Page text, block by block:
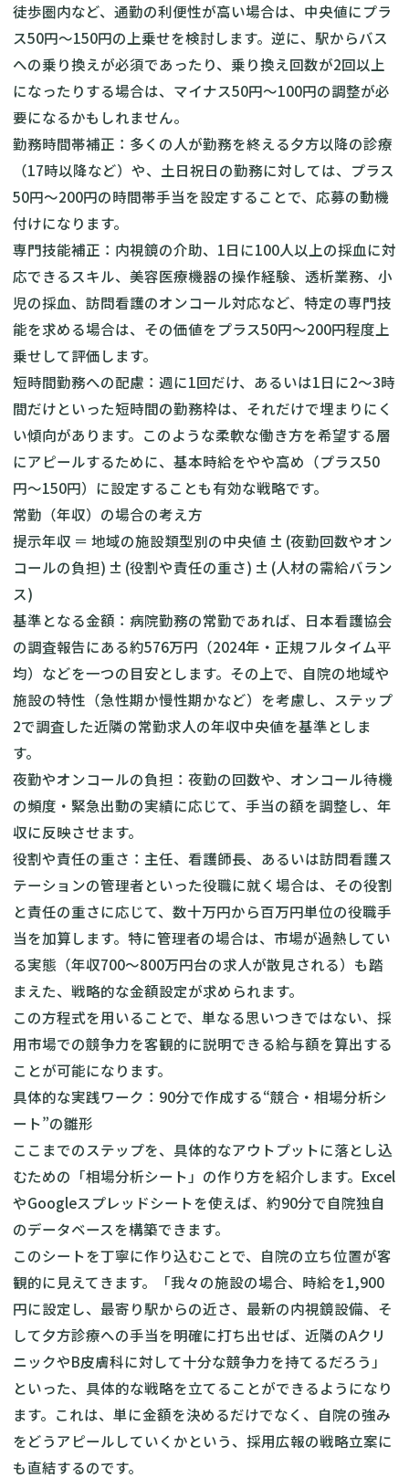
徒歩圏内など、通勤の利便性が高い場合は、中央値にプラ
ス50円〜150円の上乗せを検討します。逆に、駅からバス
への乗り換えが必須であったり、乗り換え回数が2回以上
になったりする場合は、マイナス50円〜100円の調整が必
要になるかもしれません。
勤務時間帯補正：多くの人が勤務を終える夕方以降の診療
（17時以降など）や、土日祝日の勤務に対しては、プラス
50円〜200円の時間帯手当を設定することで、応募の動機
付けになります。
専門技能補正：内視鏡の介助、1日に100人以上の採血に対
応できるスキル、美容医療機器の操作経験、透析業務、小
児の採血、訪問看護のオンコール対応など、特定の専門技
能を求める場合は、その価値をプラス50円〜200円程度上
乗せして評価します。
短時間勤務への配慮：週に1回だけ、あるいは1日に2〜3時
間だけといった短時間の勤務枠は、それだけで埋まりにく
い傾向があります。このような柔軟な働き方を希望する層
にアピールするために、基本時給をやや高め（プラス50
円〜150円）に設定することも有効な戦略です。
常勤（年収）の場合の考え方
提示年収 ＝ 地域の施設類型別の中央値 ± (夜勤回数やオン
コールの負担) ± (役割や責任の重さ) ± (人材の需給バラン
ス)
基準となる金額：病院勤務の常勤であれば、日本看護協会
の調査報告にある約576万円（2024年・正規フルタイム平
均）などを一つの目安とします。その上で、自院の地域や
施設の特性（急性期か慢性期かなど）を考慮し、ステップ
2で調査した近隣の常勤求人の年収中央値を基準としま
す。
夜勤やオンコールの負担：夜勤の回数や、オンコール待機
の頻度・緊急出動の実績に応じて、手当の額を調整し、年
収に反映させます。
役割や責任の重さ：主任、看護師長、あるいは訪問看護ス
テーションの管理者といった役職に就く場合は、その役割
と責任の重さに応じて、数十万円から百万円単位の役職手
当を加算します。特に管理者の場合は、市場が過熱してい
る実態（年収700〜800万円台の求人が散見される）も踏
まえた、戦略的な金額設定が求められます。
この方程式を用いることで、単なる思いつきではない、採
用市場での競争力を客観的に説明できる給与額を算出する
ことが可能になります。
具体的な実践ワーク：90分で作成する“競合・相場分析シ
ート”の雛形
ここまでのステップを、具体的なアウトプットに落とし込
むための「相場分析シート」の作り方を紹介します。Excel
やGoogleスプレッドシートを使えば、約90分で自院独自
のデータベースを構築できます。
このシートを丁寧に作り込むことで、自院の立ち位置が客
観的に見えてきます。「我々の施設の場合、時給を1,900
円に設定し、最寄り駅からの近さ、最新の内視鏡設備、そ
して夕方診療への手当を明確に打ち出せば、近隣のAクリ
ニックやB皮膚科に対して十分な競争力を持てるだろう」
といった、具体的な戦略を立てることができるようになり
ます。これは、単に金額を決めるだけでなく、自院の強み
をどうアピールしていくかという、採用広報の戦略立案に
も直結するのです。